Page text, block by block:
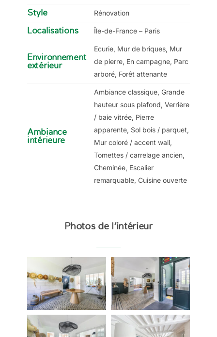
Style Rénovation
Localisations Île-de-France – Paris
Environnement
extérieur
Ecurie, Mur de briques, Mur
de pierre, En campagne, Parc
arboré, Forêt attenante
Ambiance
intérieure
Ambiance classique, Grande
hauteur sous plafond, Verrière
/ baie vitrée, Pierre
apparente, Sol bois / parquet,
Mur coloré / accent wall,
Tomettes / carrelage ancien,
Cheminée, Escalier
remarquable, Cuisine ouverte
Photos de l’intérieur